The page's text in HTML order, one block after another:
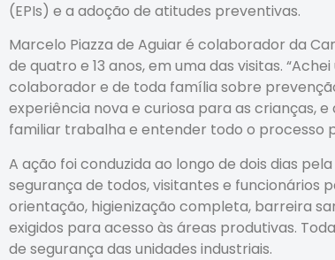
(EPIs) e a adoção de atitudes preventivas.
Marcelo Piazza de Aguiar é colaborador da
de quatro e 13 anos, em uma das visitas.
colaborador e de toda família sobre
experiência nova e curiosa para as crianças,
familiar trabalha e entender todo o processo
A ação foi conduzida ao longo de dois dias
segurança de todos, visitantes e
orientação, higienização completa, barreira
exigidos para acesso às áreas produtivas.
de segurança das unidades industriais.